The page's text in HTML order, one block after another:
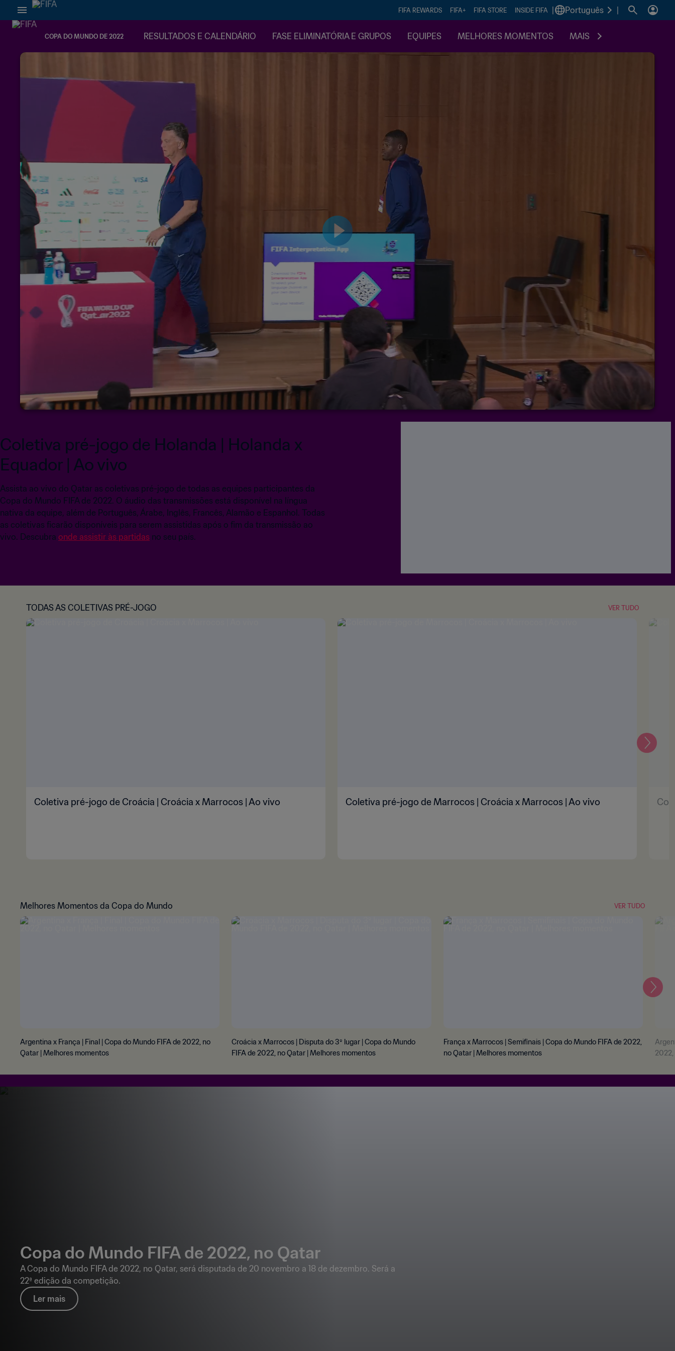
FIFA REWARDS FIFA+ FIFA STORE INSIDE FIFA Português
COPA DO MUNDO DE 2022 RESULTADOS E CALENDÁRIO FASE ELIMINATÓRIA E GRUPOS EQUIPES MELHORES MOMENTOS MAIS
Coletiva pré-jogo de Holanda | Holanda x
Equador | Ao vivo
Assista ao vivo do Qatar as coletivas pré-jogo de todas as equipes participantes da
Copa do Mundo FIFA de 2022. O áudio das transmissões está disponível na língua
nativa da equipe, além de Português, Árabe, Inglês, Francês, Alamão e Espanhol. Todas
as coletivas ficarão disponíveis para serem assistidas após o fim da transmissão ao
vivo. Descubra onde assistir às partidas no seu país.
TODAS AS COLETIVAS PRÉ-JOGO VER TUDO
Coletiva pré-jogo de Croácia | Croácia x Marrocos | Ao vivo Coletiva pré-jogo de Marrocos | Croácia x Marrocos | Ao vivo
Melhores Momentos da Copa do Mundo VER TUDO
Argentina x França | Final | Copa do Mundo FIFA de 2022, no
Qatar | Melhores momentos
Croácia x Marrocos | Disputa do 3º lugar | Copa do Mundo
FIFA de 2022, no Qatar | Melhores momentos
França x Marrocos | Semifinais | Copa do Mundo FIFA de 2022,
no Qatar | Melhores momentos
Copa do Mundo FIFA de 2022, no Qatar
A Copa do Mundo FIFA de 2022, no Qatar, será disputada de 20 novembro a 18 de dezembro. Será a
22ª edição da competição.
Ler mais